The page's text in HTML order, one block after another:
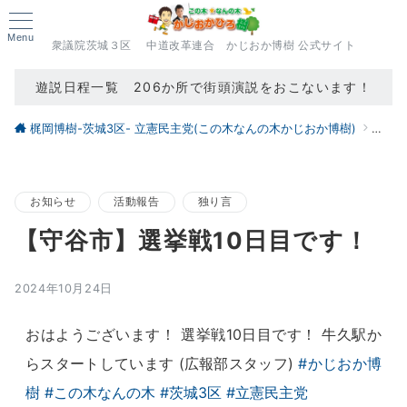
Menu
衆議院茨城３区 中道改革連合 かじおか博樹 公式サイト
遊説日程一覧 206か所で街頭演説をおこないます！
梶岡博樹-茨城3区- 立憲民主党(この木なんの木かじおか博樹) ブロ
お知らせ 活動報告 独り言
【守谷市】選挙戦10日目です！
2024年10月24日
おはようございます！ 選挙戦10日目です！ 牛久駅か
らスタートしています (広報部スタッフ)#かじおか博
樹 #この木なんの木 #茨城3区 #立憲民主党